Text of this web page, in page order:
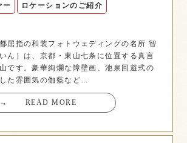
ー ロケーションのご紹介
屈指の和装フォトウェディングの名所 智
ん）は、京都・東山七条に位置する真言
です。豪華絢爛な障壁画、池泉回遊式の
た雰囲気の伽藍など…
→ READ MORE